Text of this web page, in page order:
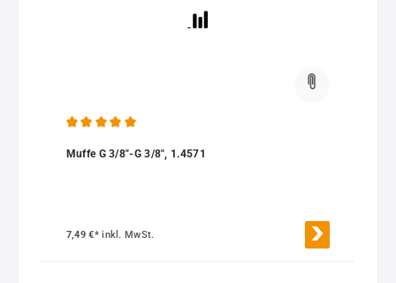
Muffe G 3/8"-G 3/8", 1.4571
7,49 €*inkl. MwSt.